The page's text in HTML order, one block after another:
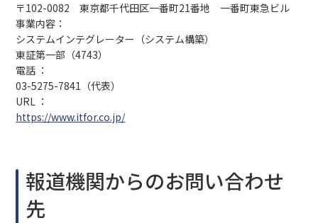
〒102-0082 東京都千代田区一番町21番地 一番町東急ビル
事業内容：
システムインテグレーター（システム構築）
東証第一部（4743）
電話 ：
03-5275-7841（代表）
URL ：
https://www.itfor.co.jp/
報道機関からのお問い合わせ
先